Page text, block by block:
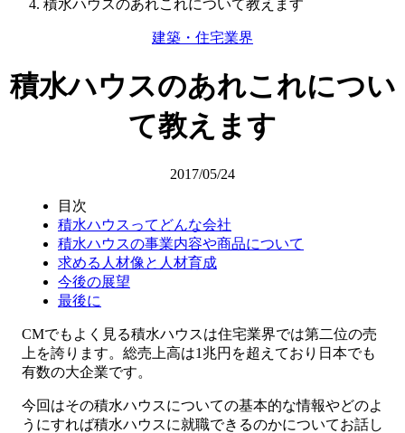
積水ハウスのあれこれについて教えます
建築・住宅業界
積水ハウスのあれこれについ
て教えます
2017/05/24
目次
積水ハウスってどんな会社
積水ハウスの事業内容や商品について
求める人材像と人材育成
今後の展望
最後に
CMでもよく見る積水ハウスは住宅業界では第二位の売
上を誇ります。総売上高は1兆円を超えており日本でも
有数の大企業です。
今回はその積水ハウスについての基本的な情報やどのよ
うにすれば積水ハウスに就職できるのかについてお話し